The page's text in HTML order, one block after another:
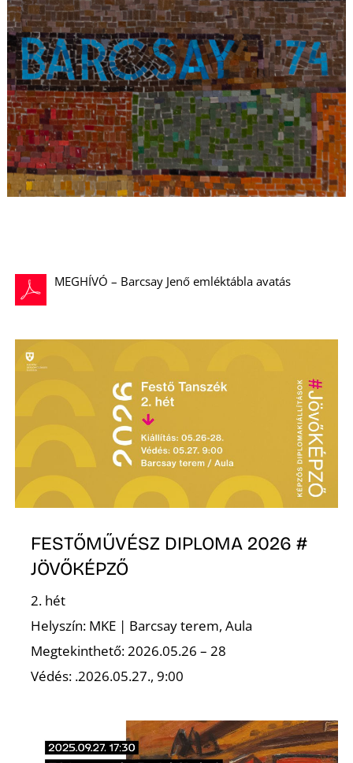
MEGHÍVÓ – Barcsay Jenő emléktábla avatás
FESTŐMŰVÉSZ DIPLOMA 2026 #
JÖVŐKÉPZŐ
2. hét
Helyszín: MKE | Barcsay terem, Aula
Megtekinthető: 2026.05.26 – 28
Védés: .2026.05.27., 9:00